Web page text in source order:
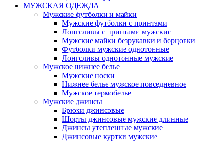
МУЖСКАЯ ОДЕЖДА
Мужские футболки и майки
Мужские футболки с принтами
Лонгсливы с принтами мужские
Мужские майки безрукавки и борцовки
Футболки мужские однотонные
Лонгсливы однотонные мужские
Мужское нижнее белье
Мужские носки
Нижнее белье мужское повседневное
Мужское термобелье
Мужские джинсы
Брюки джинсовые
Шорты джинсовые мужские длинные
Джинсы утепленные мужские
Джинсовые куртки мужские